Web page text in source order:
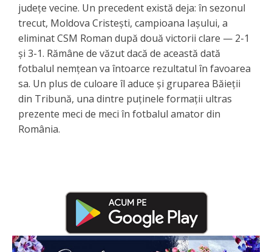
județe vecine. Un precedent există deja: în sezonul
trecut, Moldova Cristești, campioana Iașului, a
eliminat CSM Roman după două victorii clare — 2-1
și 3-1. Rămâne de văzut dacă de această dată
fotbalul nemțean va întoarce rezultatul în favoarea
sa. Un plus de culoare îl aduce și gruparea Băieții
din Tribună, una dintre puținele formații ultras
prezente meci de meci în fotbalul amator din
România.